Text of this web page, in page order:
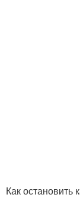
Как остановить